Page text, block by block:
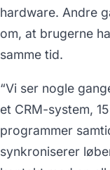
hardware. Andre
om, at brugerne
samme tid.
“Vi ser nogle
et CRM-system,
programmer
synkroniserer